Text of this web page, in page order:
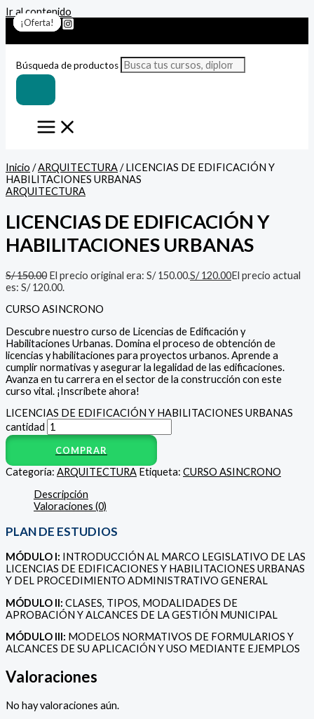
Ir al contenido
Búsqueda de productos
¡Oferta!
Inicio /ARQUITECTURA/ LICENCIAS DE EDIFICACIÓN Y
HABILITACIONES URBANAS
ARQUITECTURA
LICENCIAS DE EDIFICACIÓN Y
HABILITACIONES URBANAS
S/150.00 El precio original era: S/ 150.00.S/120.00El precio actual
es: S/ 120.00.
CURSO ASINCRONO
Descubre nuestro curso de Licencias de Edificación y
Habilitaciones Urbanas. Domina el proceso de obtención de
licencias y habilitaciones para proyectos urbanos. Aprende a
cumplir normativas y asegurar la legalidad de las edificaciones.
Avanza en tu carrera en el sector de la construcción con este
curso vital. ¡Inscríbete ahora!
LICENCIAS DE EDIFICACIÓN Y HABILITACIONES URBANAS
cantidad
COMPRAR
Categoría: ARQUITECTURA Etiqueta: CURSO ASINCRONO
Descripción
Valoraciones (0)
PLAN DE ESTUDIOS
MÓDULO I: INTRODUCCIÓN AL MARCO LEGISLATIVO DE LAS
LICENCIAS DE EDIFICACIONES Y HABILITACIONES URBANAS
Y DEL PROCEDIMIENTO ADMINISTRATIVO GENERAL
MÓDULO II: CLASES, TIPOS, MODALIDADES DE
APROBACIÓN Y ALCANCES DE LA GESTIÓN MUNICIPAL
MÓDULO III: MODELOS NORMATIVOS DE FORMULARIOS Y
ALCANCES DE SU APLICACIÓN Y USO MEDIANTE EJEMPLOS
Valoraciones
No hay valoraciones aún.
¡Oferta!
¡Oferta!
¡Oferta!
¡Oferta!
¡Oferta!
¡Oferta!